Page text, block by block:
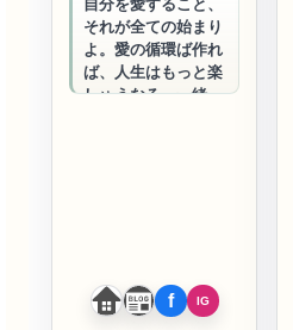
自分を愛すること、
それが全ての始まり
よ。愛の循環ば作れ
ば、人生はもっと楽
しゅうなる。一緒